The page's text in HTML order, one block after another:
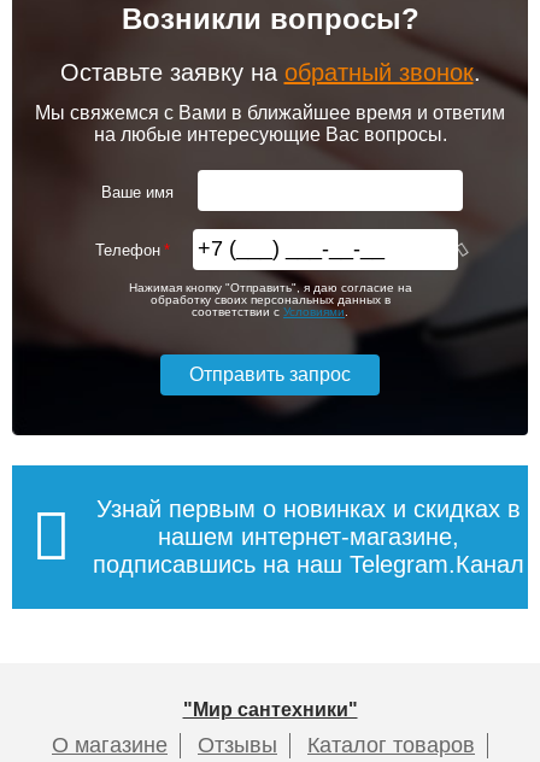
Возникли вопросы?
Оставьте заявку на обратный звонок.
Мы свяжемся с Вами в ближайшее время и ответим
на любые интересующие Вас вопросы.
Ваше имя
Телефон
Нажимая кнопку "Отправить", я даю согласие на
обработку своих персональных данных в
соответствии с Условиями
Узнай первым о новинках и скидках в
нашем интернет-магазине,
подписавшись на наш Telegram.Канал
"Мир сантехники"
О магазине Отзывы
Каталог товаров